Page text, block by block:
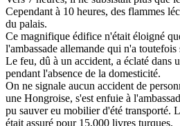
Cependant à 10 heures, des flammes
du palais.
Ce magnifique édifice n'était éloigné
l'ambassade allemande qui n'a
Le feu, dû à un accident, a éclaté dans
pendant l'absence de la domesticité.
On ne signale aucun accident de
une Hongroise, s'est enfuie à
pu sauver eu mobilier d'été transporté.
était assuré pour 15,000 livres turques.